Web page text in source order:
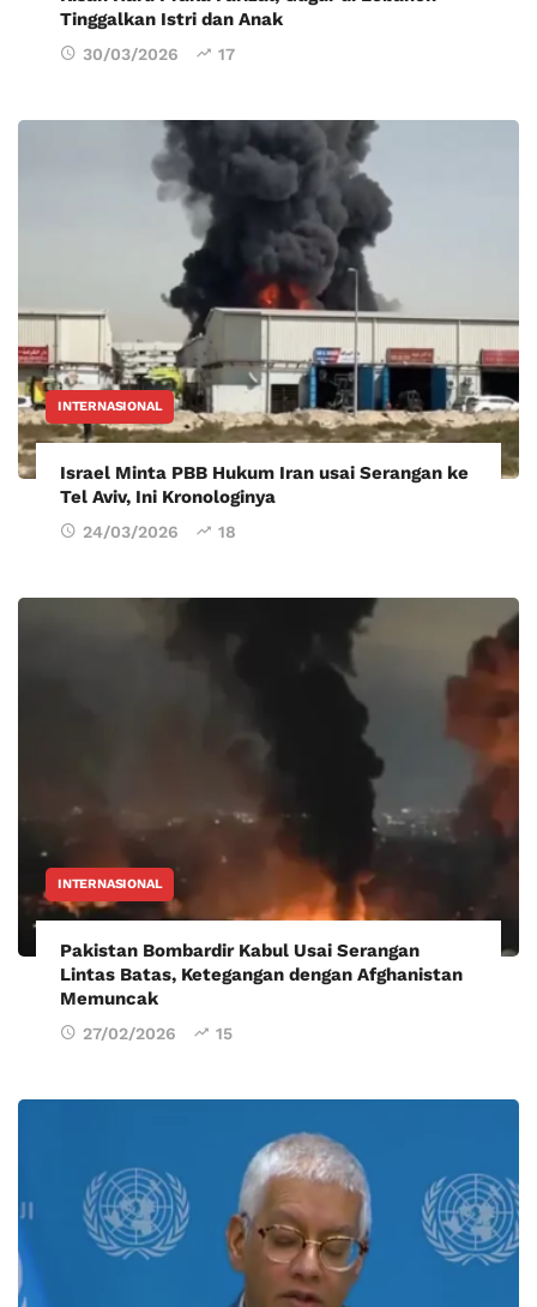
Tinggalkan Istri dan Anak
30/03/2026 17
INTERNASIONAL
Israel Minta PBB Hukum Iran usai Serangan ke
Tel Aviv, Ini Kronologinya
24/03/2026 18
INTERNASIONAL
Pakistan Bombardir Kabul Usai Serangan
Lintas Batas, Ketegangan dengan Afghanistan
Memuncak
27/02/2026 15